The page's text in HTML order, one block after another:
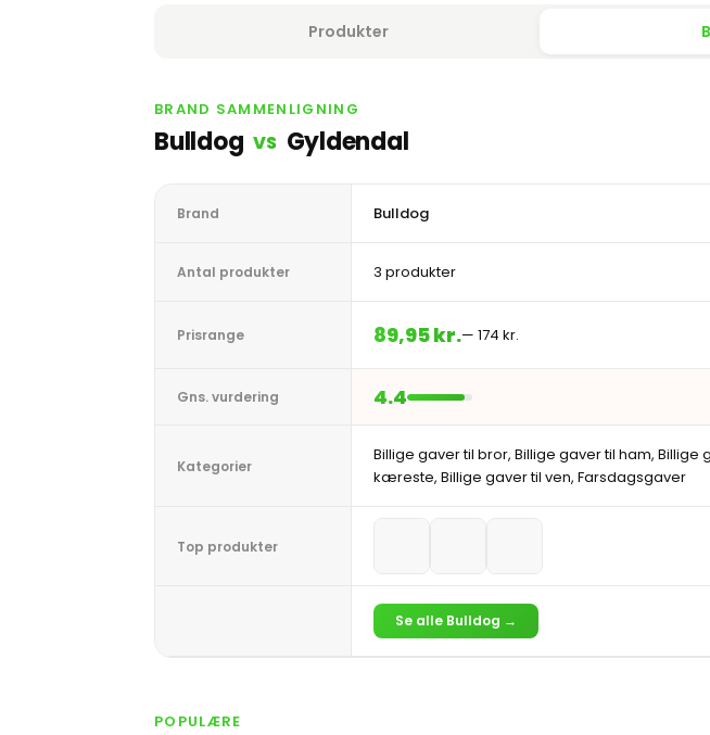
Produkter
BRAND SAMMENLIGNING
Bulldog VS Gyldendal
Brand Bulldog
Antal produkter 3 produkter
Prisrange 89,95 kr.— 174 kr.
Gns. vurdering 4.4
Kategorier
Billige gaver til bror, Billige gaver til ham, Billige
kæreste, Billige gaver til ven, Farsdagsgaver
Top produkter
Se alle Bulldog →
POPULÆRE